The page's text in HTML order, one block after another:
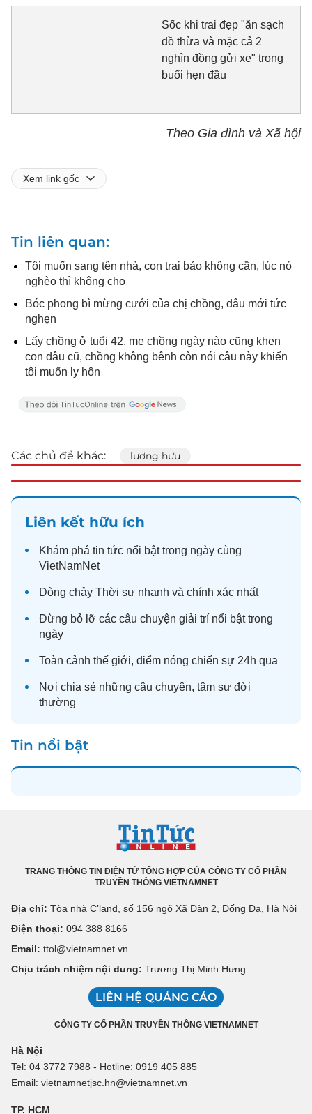
Sốc khi trai đẹp "ăn sạch
đồ thừa và mặc cả 2
nghìn đồng gửi xe" trong
buổi hẹn đầu
Theo Gia đình và Xã hội
Xem link gốc
Tin liên quan
Tôi muốn sang tên nhà, con trai bảo không cần, lúc nó
nghèo thì không cho
Bóc phong bì mừng cưới của chị chồng, dâu mới tức
nghẹn
Lấy chồng ở tuổi 42, mẹ chồng ngày nào cũng khen
con dâu cũ, chồng không bênh còn nói câu này khiến
tôi muốn ly hôn
Các chủ đề khác: lương hưu
Liên kết hữu ích
Khám phá tin tức nổi bật trong ngày cùng
VietNamNet
Dòng chảy Thời sự nhanh và chính xác nhất
Đừng bỏ lỡ các câu chuyện giải trí nổi bật trong
ngày
Toàn cảnh thế giới, điểm nóng chiến sự 24h qua
Nơi chia sẻ những câu chuyện, tâm sự đời
thường
Tin nổi bật
TRANG THÔNG TIN ĐIỆN TỬ TỔNG HỢP CỦA CÔNG TY CỔ PHẦN
TRUYỀN THÔNG VIETNAMNET
Địa chỉ: Tòa nhà C’land, số 156 ngõ Xã Đàn 2, Đống Đa, Hà Nội
Điện thoại: 094 388 8166
Email: ttol@vietnamnet.vn
Chịu trách nhiệm nội dung: Trương Thị Minh Hưng
LIÊN HỆ QUẢNG CÁO
CÔNG TY CỔ PHẦN TRUYỀN THÔNG VIETNAMNET
Hà Nội
Tel: 04 3772 7988 - Hotline: 0919 405 885
Email: vietnamnetjsc.hn@vietnamnet.vn
TP. HCM